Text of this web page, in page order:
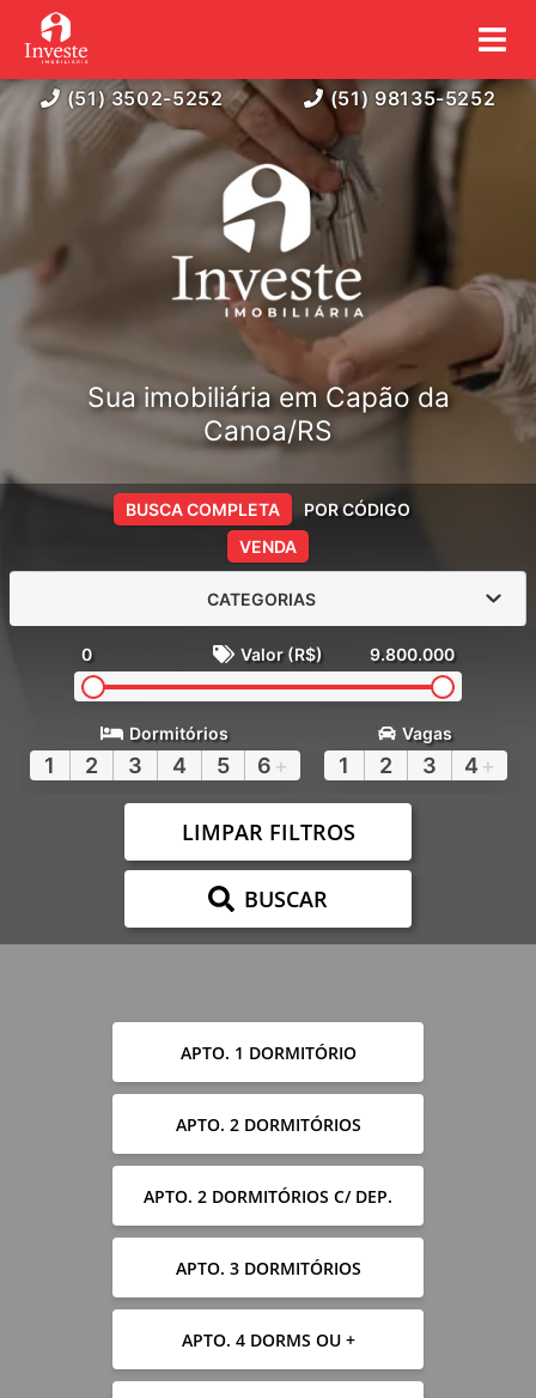
(51) 3502-5252 (51) 98135-5252
Sua imobiliária em Capão da
Canoa/RS
VENDA
BUSCA COMPLETA POR CÓDIGO
CATEGORIAS
0 Valor (R$) 9.800.000
Dormitórios
1 2 3 4 5 6 +
Vagas
1 2 3 4 +
LIMPAR FILTROS
BUSCAR
APTO. 1 DORMITÓRIO
APTO. 2 DORMITÓRIOS
APTO. 2 DORMITÓRIOS C/ DEP.
APTO. 3 DORMITÓRIOS
APTO. 4 DORMS OU +